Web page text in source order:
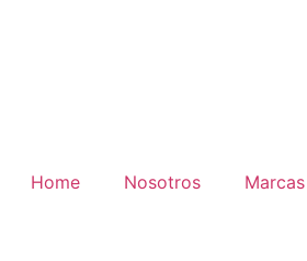
Home Nosotros Marcas